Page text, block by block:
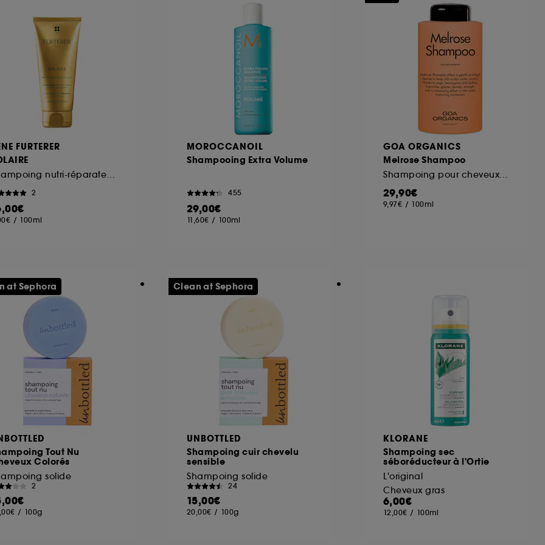
FURTERER
2
/ 100ml
MOROCCANOIL
Shampooing Extra Volume
455
29,00€
11,60€ / 100ml
GOA ORGANICS
Melrose Shampoo
29,90€
9,97€ / 100ml
Tout Nu
Colorés
solide
2
/ 100g
at Sephora
UNBOTTLED
Shampoing cuir chevelu
sensible
Shampoing solide
24
15,00€
20,00€ / 100g
Clean at Sephora
KLORANE
Shampoing sec
séboréducteur à l'Ortie
L'original
Cheveux gras
6,00€
12,00€ / 100ml
et la lecture de ces traceurs requiert votre accord. Vous pouvez personnaliser vos choix concernant
mes choix" ci-dessous ou décider de "tout accepter". Sephora pourra associer les
Cookies, pour les finalités acceptées, avec les données personnelles collectées ou générées lors
refuser tous les cookies, cliques sur "continuer sans accepter". Voous pouvez à tout moment choisir
obtenir plus d'information sur les cookies utilisés,